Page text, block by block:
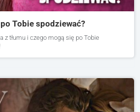
Tobie spodziewać?
z tłumu i czego mogą się po Tobie